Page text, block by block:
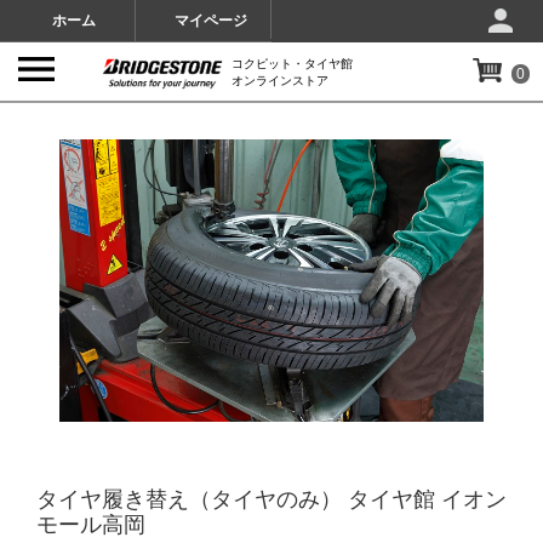
ホーム マイページ
コクピット・タイヤ館
オンラインストア
0
タイヤ履き替え（タイヤのみ） タイヤ館 イオン
モール高岡